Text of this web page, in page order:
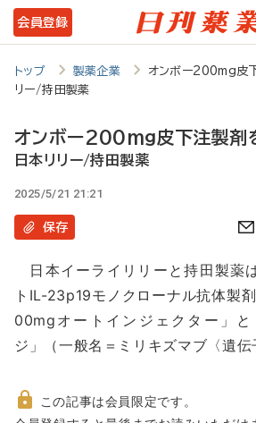
メ
イ
ツ
に
会員登録
トップ 製薬企業
オンボー200mg皮
リー/持田製薬
オンボー200mg皮下注製剤
日本リリー/持田製薬
2025/5/21 21:21
保存
日本イーライリリーと持田製薬
トIL-23p19モノクローナル抗体製
00mgオートインジェクター」
ジ」（一般名＝ミリキズマブ〈遺
この記事は会員限定です。